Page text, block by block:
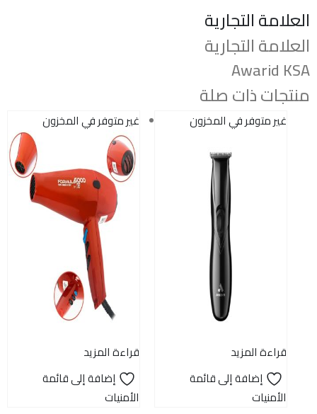
العلامة التجارية
العلامة التجارية
Awarid KSA
منتجات ذات صلة
غير متوفر في المخزون
قراءة المزيد
إضافة إلى قائمة
الأمنيات
غير متوفر في المخزون
قراءة المزيد
إضافة إلى قائمة
الأمنيات